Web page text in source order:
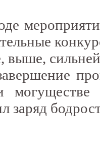
могуществе
заряд